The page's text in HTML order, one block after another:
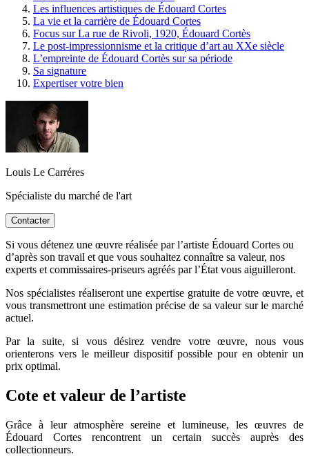
Les influences artistiques de Édouard Cortes
La vie et la carrière de Édouard Cortes
Focus sur La rue de Rivoli, 1920, Édouard Cortès
Le post-impressionnisme et la critique d’art au XXe siècle
L’empreinte de Édouard Cortès sur sa période
Sa signature
Expertiser votre bien
Louis Le Carréres
Spécialiste du marché de l'art
Contacter
Si vous détenez une œuvre réalisée par l’artiste Édouard Cortes ou
d’après son travail et que vous souhaitez connaître sa valeur, nos
experts et commissaires-priseurs agréés par l’État vous aiguilleront.
Nos spécialistes réaliseront une expertise gratuite de votre œuvre, et
vous transmettront une estimation précise de sa valeur sur le marché
actuel.
Par la suite, si vous désirez vendre votre œuvre, nous vous
orienterons vers le meilleur dispositif possible pour en obtenir un
prix optimal.
Cote et valeur de l’artiste
Grâce à leur atmosphère sereine et lumineuse, les œuvres de
Édouard Cortes rencontrent un certain succès auprès des
collectionneurs.